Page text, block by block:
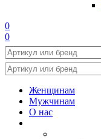
0
0
Женщинам
Мужчинам
О нас